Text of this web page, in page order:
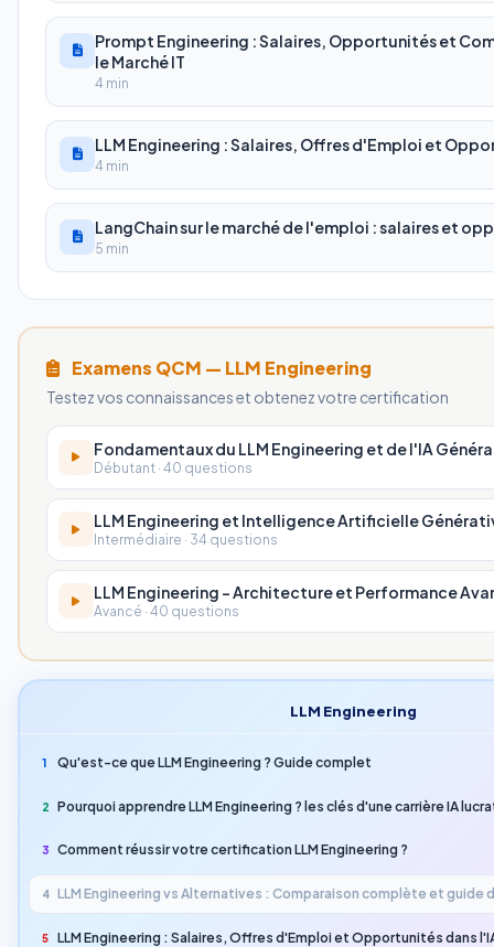
Prompt Engineering : Salaires, Opportunités et
le Marché IT
4 min
LLM Engineering : Salaires, Offres d'Emploi et
4 min
LangChain sur le marché de l'emploi : salaires et
5 min
Examens QCM — LLM Engineering
Testez vos connaissances et obtenez votre certification
Fondamentaux du LLM Engineering et de l'IA
Débutant · 40 questions
LLM Engineering et Intelligence Artificielle
Intermédiaire · 34 questions
LLM Engineering - Architecture et Performance
Avancé · 40 questions
LLM Engineering
1 Qu'est-ce que LLM Engineering ? Guide complet
2 Pourquoi apprendre LLM Engineering ? les clés d'une carrière IA
3 Comment réussir votre certification LLM Engineering ?
4 LLM Engineering vs Alternatives : Comparaison complète et guide
5 LLM Engineering : Salaires, Offres d'Emploi et Opportunités dans